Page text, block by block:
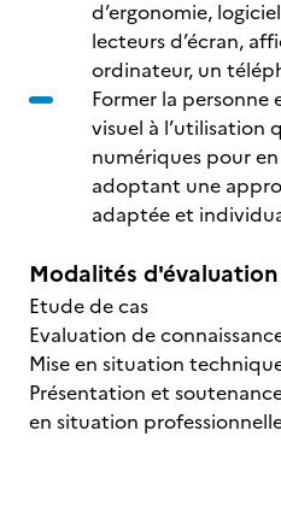
d’ergonomie,
lecteurs d’écran,
ordinateur, un
Former la
visuel à l’utilisation
numériques pour
adoptant une
adaptée et
Modalités
Etude de cas
Evaluation de
Mise en situation
Présentation et
en situation